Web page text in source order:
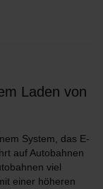
Laden von
System, das E-
auf Autobahnen
viel
einer höheren